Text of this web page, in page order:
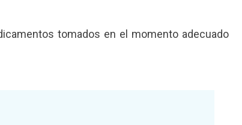
tomados en el momento adecuado